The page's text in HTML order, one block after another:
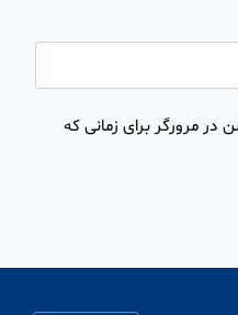
در مرورگر برای زمانی که